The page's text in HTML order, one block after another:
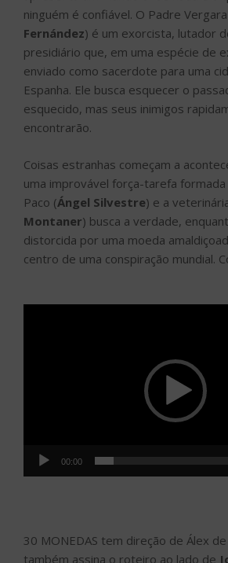
ninguém é confiável. O Padre
Fernández) é um exorcista, lutador
presidiário que, em uma espécie de
enviado como sacerdote para uma
Espanha. Ele busca esquecer o
esquecido, mas seus inimigos
encontrarão.
Coisas estranhas começam a
uma improvável força-tarefa
Paco (Ángel Silvestre) e a
Montaner) busca a verdade,
distorcida por uma moeda
centro de uma conspiração mundial.
00:00
30 MONEDAS tem direção de Álex
também assina o roteiro ao lado de